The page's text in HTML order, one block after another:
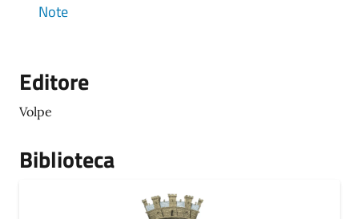
Note
Editore
Volpe
Biblioteca